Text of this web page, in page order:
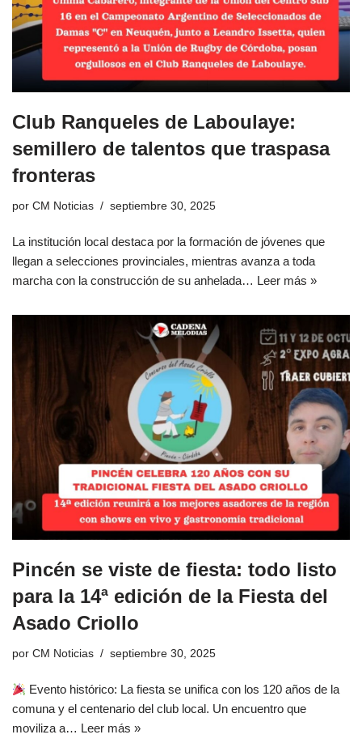
Club Ranqueles de Laboulaye:
semillero de talentos que traspasa
fronteras
por CM Noticias septiembre 30, 2025
La institución local destaca por la formación de jóvenes que
llegan a selecciones provinciales, mientras avanza a toda
marcha con la construcción de su anhelada… Leer más »
Pincén se viste de fiesta: todo listo
para la 14ª edición de la Fiesta del
Asado Criollo
por CM Noticias septiembre 30, 2025
Evento histórico: La fiesta se unifica con los 120 años de la
comuna y el centenario del club local. Un encuentro que
moviliza a… Leer más »